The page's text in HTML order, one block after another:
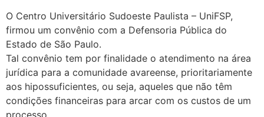
O Centro Universitário Sudoeste Paulista – UniFSP,
firmou um convênio com a Defensoria Pública do
Estado de São Paulo.
Tal convênio tem por finalidade o atendimento na área
jurídica para a comunidade avareense, prioritariamente
aos hipossuficientes, ou seja, aqueles que não têm
condições financeiras para arcar com os custos de um
processo.